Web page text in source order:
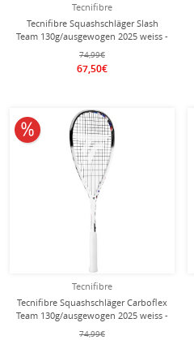
Tecnifibre
Tecnifibre Squashschläger Slash
Team 130g/ausgewogen 2025 weiss -
besaitet -
74,99€
67,50€
Tecnifibre
Tecnifibre Squashschläger Carboflex
Team 130g/ausgewogen 2025 weiss -
besaitet -
74,99€
10% reduziert